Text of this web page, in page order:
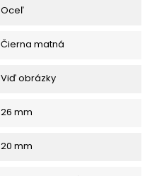
Oceľ
Čierna matná
Viď obrázky
26 mm
20 mm